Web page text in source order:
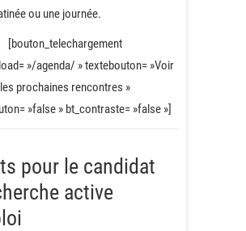
ou une journée.
[bouton_telechargement
»/agenda/ » textebouton= »Voir
les prochaines rencontres »
»false » bt_contraste= »false »]
pour le candidat
active